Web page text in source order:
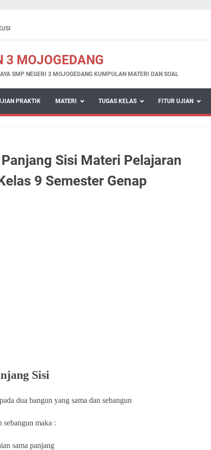
3 MOJOGEDANG
SMP NEGERI 3 MOJOGEDANG KUMPULAN MATERI DAN SOAL
PRAKTIK MATERI TUGAS KELAS FITUR UJIAN
Sisi Materi Pelajaran
9 Semester Genap
Sisi
dua bangun yang sama dan sebangun
sebangun maka :
sama panjang